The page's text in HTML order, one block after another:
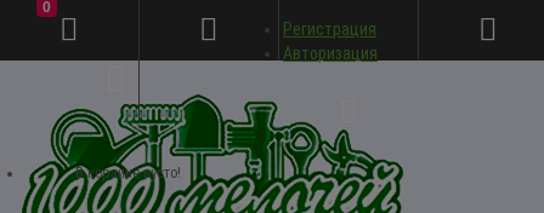
Регистрация
Авторизация
0
В корзине пусто!